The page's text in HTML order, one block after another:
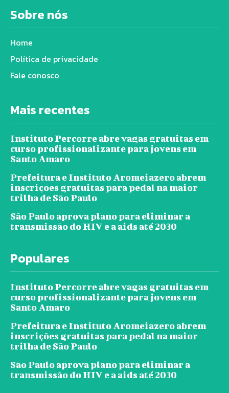
Sobre nós
Home
Política de privacidade
Fale conosco
Mais recentes
Instituto Percorre abre vagas gratuitas em
curso profissionalizante para jovens em
Santo Amaro
Prefeitura e Instituto Aromeiazero abrem
inscrições gratuitas para pedal na maior
trilha de São Paulo
São Paulo aprova plano para eliminar a
transmissão do HIV e a aids até 2030
Populares
Instituto Percorre abre vagas gratuitas em
curso profissionalizante para jovens em
Santo Amaro
Prefeitura e Instituto Aromeiazero abrem
inscrições gratuitas para pedal na maior
trilha de São Paulo
São Paulo aprova plano para eliminar a
transmissão do HIV e a aids até 2030